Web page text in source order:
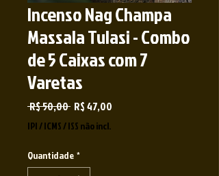
Incenso Nag Champa
Massala Tulasi - Combo
de 5 Caixas com 7
Varetas
R$ 50,00 Preço
normal
R$ 47,00
IPI / ICMS / ISS não incl.
Quantidade *